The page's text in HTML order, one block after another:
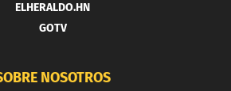
ELHERALDO.HN
GOTV
NOSOTROS